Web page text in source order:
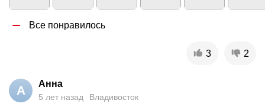
Все понравилось
3 2
А Анна
5 лет назад
Владивосток